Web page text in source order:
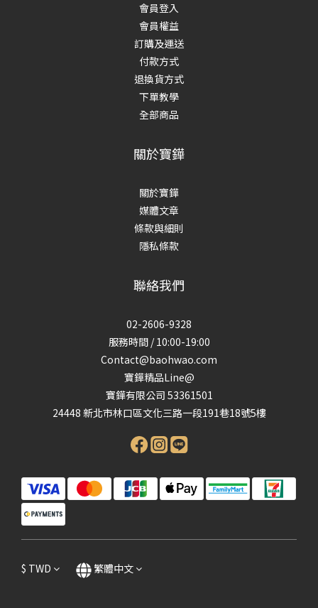
會員登入
會員權益
訂購及運送
付款方式
退換貨方式
下單教學
全部商品
關於寶鏵
關於寶鏵
媒體文章
條款與細則
隱私條款
聯絡我們
02-2606-9328
服務時間 / 10:00-19:00
Contact@baohwao.com
寶鏵精品Line@
寶鏵有限公司 53361501
24448 新北市林口區文化三路一段191巷18號5樓
$ TWD 繁體中文